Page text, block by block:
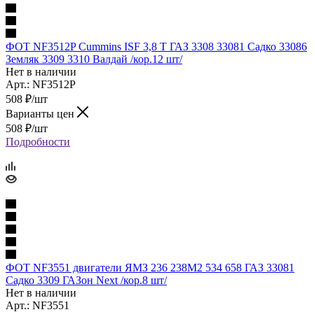
ФОТ NF3512P Cummins ISF 3,8 T ГАЗ 3308 33081 Садко 33086
Земляк 3309 3310 Валдай /кор.12 шт/
Нет в наличии
Арт.: NF3512P
508 ₽/шт
Варианты цен
508 ₽/шт
Подробности
ФОТ NF3551 двигатели ЯМЗ 236 238М2 534 658 ГАЗ 33081
Садко 3309 ГАЗон Next /кор.8 шт/
Нет в наличии
Арт.: NF3551